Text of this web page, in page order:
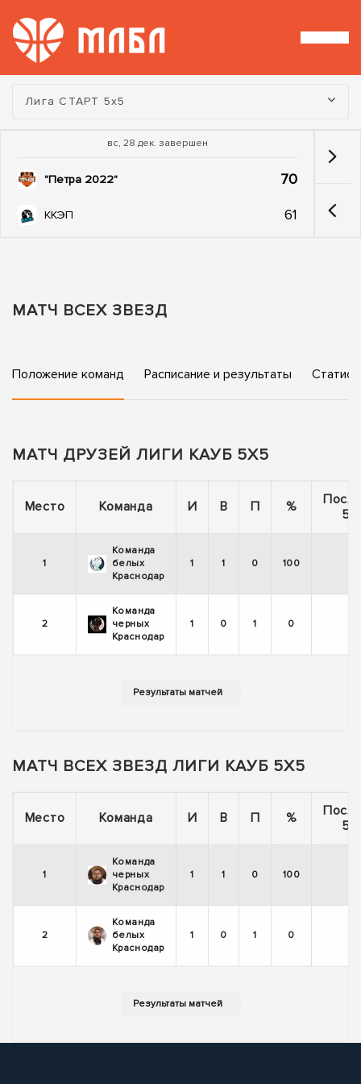
Турнир:
Лига СТАРТ 5х5
вс, 28 дек. завершен
"Петра 2022" 70
ККЭП 61
МАТЧ ВСЕХ ЗВЕЗД
Положение команд Расписание и результаты
МАТЧ ДРУЗЕЙ ЛИГИ КАУБ 5Х5
Место Команда И В П %
5
1
Команда
белых
Краснодар
1 1 0 100
2
Команда
черных
Краснодар
1 0 1 0
МАТЧ ВСЕХ ЗВЕЗД ЛИГИ КАУБ 5Х5
Место Команда И В П %
5
1
Команда
черных
Краснодар
1 1 0 100
2
Команда
белых
Краснодар
1 0 1 0